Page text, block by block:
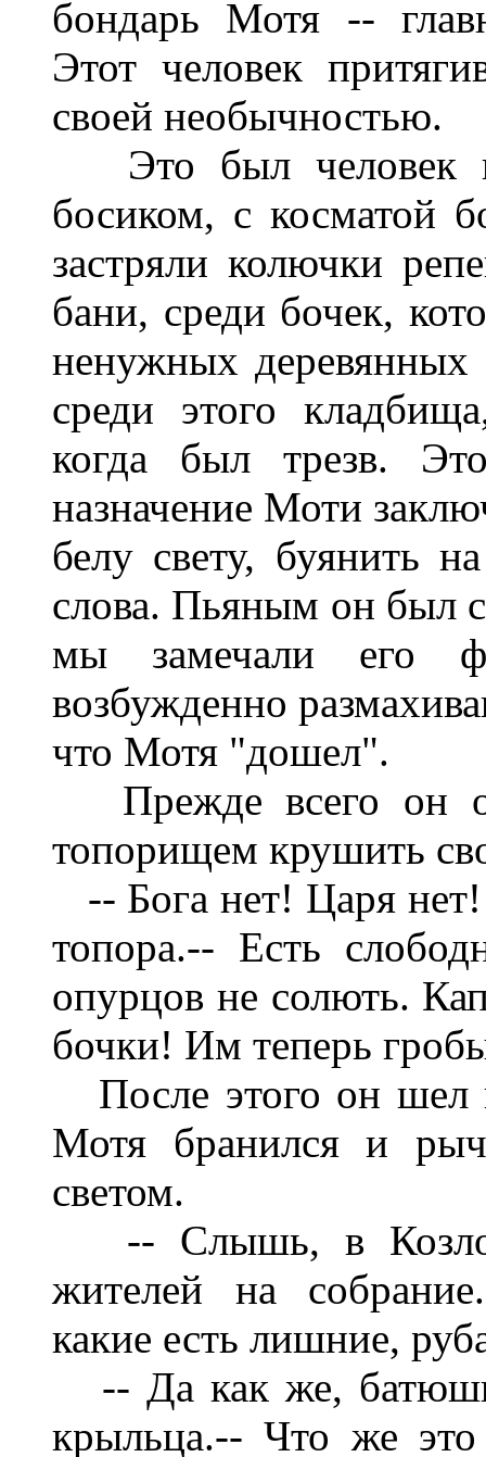
бондарь Мотя --
Этот человек
своей необычностью.
Это был человек в
босиком, с косматой
застряли колючки
бани, среди бочек,
ненужных деревянных
среди этого
когда был трезв.
назначение Моти
белу свету, буянить
слова. Пьяным он был
мы замечали его
возбужденно
что Мотя "дошел".
Прежде всего он
топорищем крушить
-- Бога нет! Царя
топора.-- Есть
опурцов не солють.
бочки! Им теперь
После этого он шел
Мотя бранился и
светом.
-- Слышь, в
жителей на
какие есть лишние,
-- Да как же,
крыльца.-- Что же